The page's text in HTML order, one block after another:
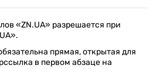
«ZN.UA» разрешается при
прямая, открытая для
в первом абзаце на